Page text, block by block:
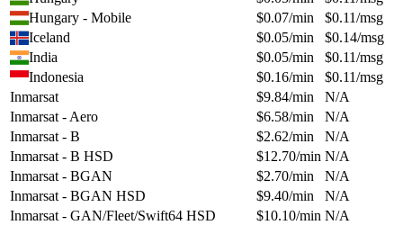
Hungary - Mobile
$0.07/min $0.11/msg
Iceland
$0.05/min $0.14/msg
India
$0.05/min $0.11/msg
Indonesia
$0.16/min $0.11/msg
Inmarsat
$9.84/min
N/A
Inmarsat - Aero
$6.58/min
N/A
Inmarsat - B
$2.62/min
N/A
Inmarsat - B HSD
$12.70/min N/A
Inmarsat - BGAN
$2.70/min
N/A
Inmarsat - BGAN HSD
$9.40/min
N/A
Inmarsat - GAN/Fleet/Swift64 HSD
$10.10/min N/A